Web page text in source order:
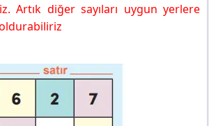
Artık diğer sayıları uygun yerlere